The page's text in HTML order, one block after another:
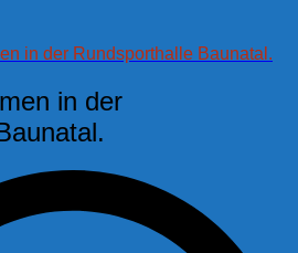
in der Rundsporthalle Baunatal.
in der